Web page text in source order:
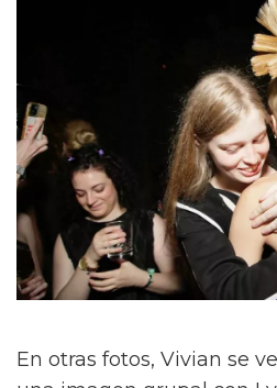
En otras fotos, Vivian se